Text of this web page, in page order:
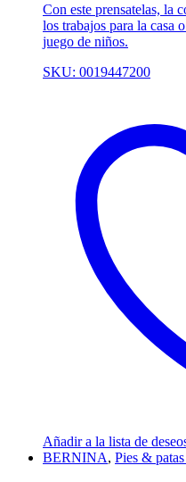
Con este prensatelas, la
los trabajos para la casa
juego de niños.
SKU: 0019447200
Añadir a la lista de
BERNINA, Pies &